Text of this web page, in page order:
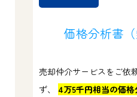
価格分析書
売却仲介サービスをご依
ず、 4万5千円相当の価格